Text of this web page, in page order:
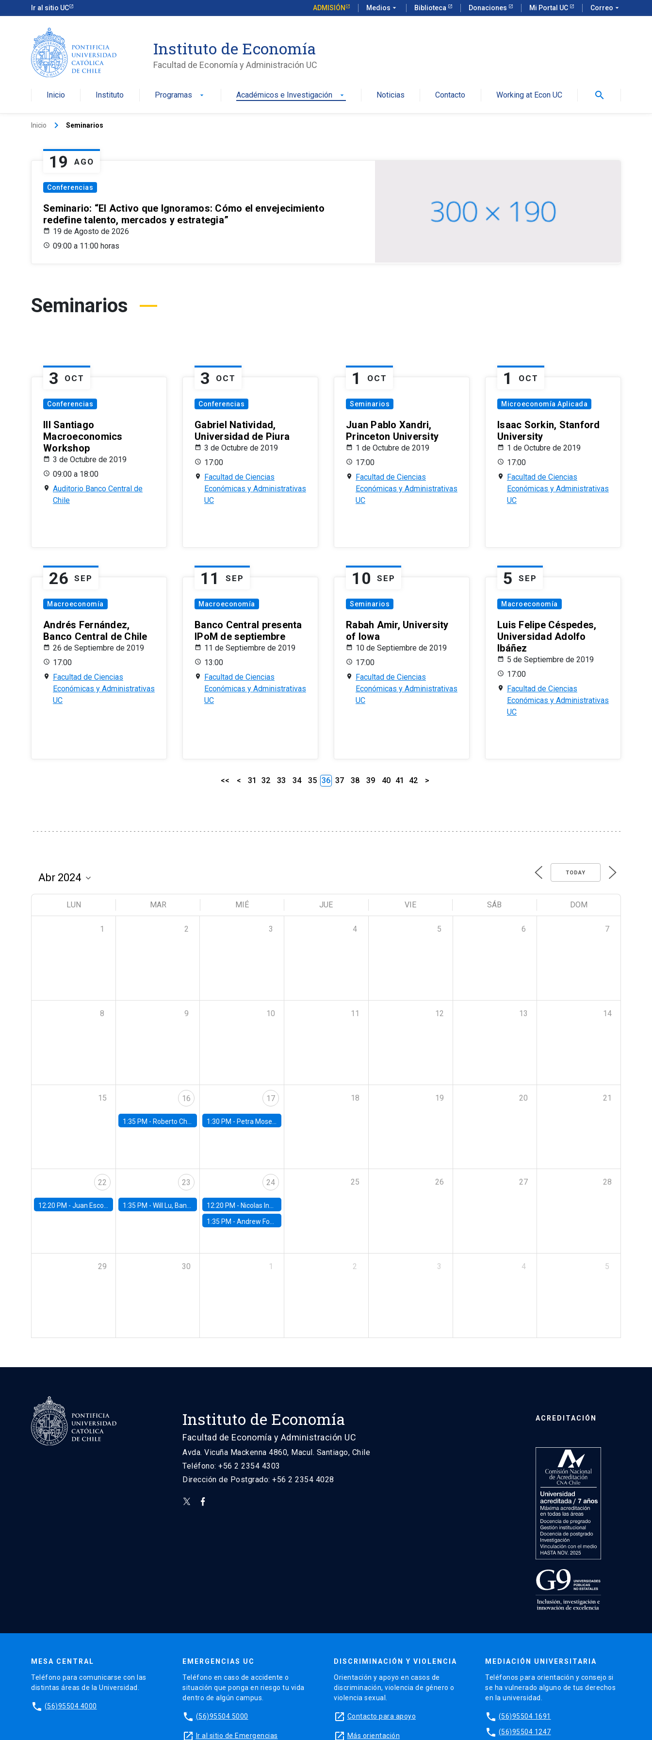
Ir al sitio UC ADMISIÓN Medios arrow_drop_down Biblioteca Donaciones Mi Portal UC Correo arrow_drop_down
Instituto de Economía
Facultad de Economía y Administración UC
Inicio Instituto Programas arrow_drop_down Académicos e Investigación arrow_drop_down Noticias Contacto Working at Econ UC search
Inicio keyboard_arrow_right Seminarios
19 AGO
Conferencias
Seminario: “El Activo que Ignoramos: Cómo el envejecimiento
redefine talento, mercados y estrategia”
19 de Agosto de 2026
09:00 a 11:00 horas
Seminarios
3 OCT
Conferencias
III Santiago
Macroeconomics
Workshop
3 de Octubre de 2019
09:00 a 18:00
Auditorio Banco Central de
Chile
3 OCT
Conferencias
Gabriel Natividad,
Universidad de Piura
3 de Octubre de 2019
17:00
Facultad de Ciencias
Económicas y Administrativas
UC
1 OCT
Seminarios
Juan Pablo Xandri,
Princeton University
1 de Octubre de 2019
17:00
Facultad de Ciencias
Económicas y Administrativas
UC
1 OCT
Microeconomía Aplicada
Isaac Sorkin, Stanford
University
1 de Octubre de 2019
17:00
Facultad de Ciencias
Económicas y Administrativas
UC
26 SEP
Macroeconomía
Andrés Fernández,
Banco Central de Chile
26 de Septiembre de 2019
17:00
Facultad de Ciencias
Económicas y Administrativas
UC
11 SEP
Macroeconomía
Banco Central presenta
IPoM de septiembre
11 de Septiembre de 2019
13:00
Facultad de Ciencias
Económicas y Administrativas
UC
10 SEP
Seminarios
Rabah Amir, University
of Iowa
10 de Septiembre de 2019
17:00
Facultad de Ciencias
Económicas y Administrativas
UC
5 SEP
Macroeconomía
Luis Felipe Céspedes,
Universidad Adolfo
Ibáñez
5 de Septiembre de 2019
17:00
Facultad de Ciencias
Económicas y Administrativas
UC
<< < 31 32 33 34 35 36 37 38 39 40 41 42 >
TODAY
LUN MAR MIÉ JUE VIE SÁB DOM
1 2 3 4 5 6 7
8 9 10 11 12 13 14
15 16
1:35 PM - Roberto Chang, Rutgers University
17
1:30 PM - Petra Moser, NYU Stern
18 19 20 21
22
12:20 PM - Juan Escobar, Universidad de Chile
23
1:35 PM - Will Lu, Banco Central de Chile
24
12:20 PM - Nicolas Inostroza, Rotman School of Management, University of Toronto
1:35 PM -Andrew Foster, Brown University
25 26 27 28
29 30 1 2 3 4 5
Instituto de Economía
Facultad de Economía y Administración UC
Avda. Vicuña Mackenna 4860, Macul. Santiago, Chile
Teléfono: +56 2 2354 4303
Dirección de Postgrado: +56 2 2354 4028
ACREDITACIÓN
MESA CENTRAL
Teléfono para comunicarse con las
distintas áreas de la Universidad.
phone (56)95504 4000
EMERGENCIAS UC
Teléfono en caso de accidente o
situación que ponga en riesgo tu vida
dentro de algún campus.
phone (56)95504 5000
launch Ir al sitio de Emergencias
DISCRIMINACIÓN Y VIOLENCIA
Orientación y apoyo en casos de
discriminación, violencia de género o
violencia sexual.
launch Contacto para apoyo
launch Más orientación
MEDIACIÓN UNIVERSITARIA
Teléfonos para orientación y consejo si
se ha vulnerado alguno de tus derechos
en la universidad.
phone (56)95504 1691
phone (56)95504 1247